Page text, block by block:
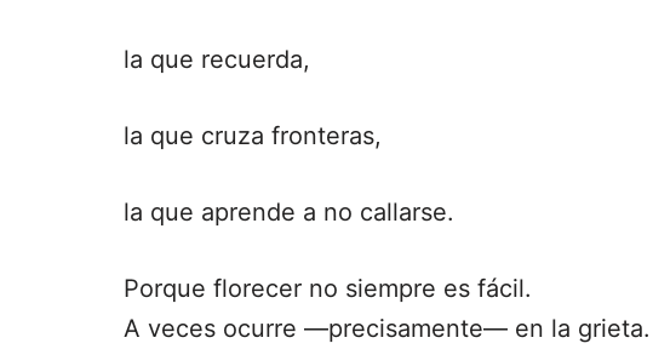
la que recuerda,
la que cruza fronteras,
la que aprende a no callarse.
Porque florecer no siempre es fácil.
A veces ocurre —precisamente— en la grieta.